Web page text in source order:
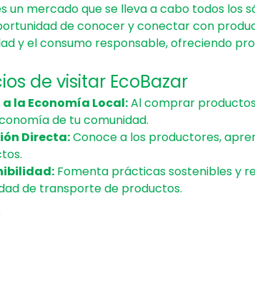
un mercado que se lleva a cabo todos los
de conocer y conectar con
y el consumo responsable, ofreciendo
de visitar EcoBazar
la Economía Local: Al comprar
de tu comunidad.
Directa: Conoce a los productores,
Fomenta prácticas sostenibles y
de transporte de productos.